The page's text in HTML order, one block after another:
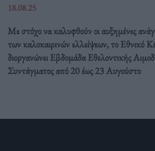
18.08.25
Με στόχο να καλυφθούν οι αυξημένες
των καλοκαιρινών ελλείψεων, το Εθνικό
διοργανώνει Εβδομάδα Εθελοντικής
Συντάγματος από 20 έως 23 Αυγούστο